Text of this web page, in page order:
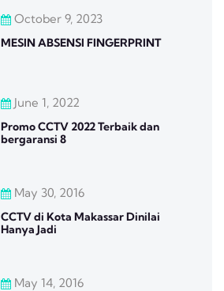
October 9, 2023
MESIN ABSENSI FINGERPRINT
June 1, 2022
Promo CCTV 2022 Terbaik dan
bergaransi 8
May 30, 2016
CCTV di Kota Makassar Dinilai
Hanya Jadi
May 14, 2016